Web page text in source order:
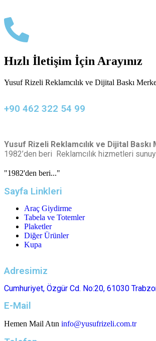
Hızlı İletişim İçin Arayınız
Yusuf Rizeli Reklamcılık ve Dijital Baskı
+90 462 322 54 99
Yusuf Rizeli Reklamcılık ve Dijital Baskı
1982’den beri Reklamcılık hizmetleri
"1982'den beri..."
Sayfa Linkleri
Araç Giydirme
Tabela ve Totemler
Plaketler
Diğer Ürünler
Kupa
Adresimiz
Cumhuriyet, Özgür Cd. No:20, 61030
E-Mail
Hemen Mail Atın info@yusufrizeli.com.tr